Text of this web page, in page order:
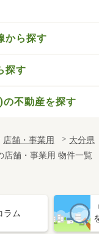
から探す
探す
不動産を探す
店舗・事業用 大分県
店舗・事業用 物件一覧
ラム